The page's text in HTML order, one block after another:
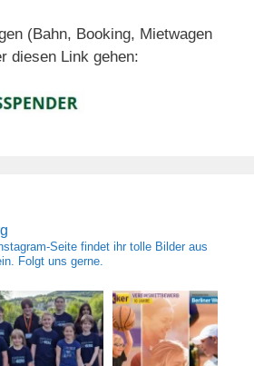
(Bahn, Booking, Mietwagen
diesen Link gehen:
Seite findet ihr tolle Bilder aus
Folgt uns gerne.